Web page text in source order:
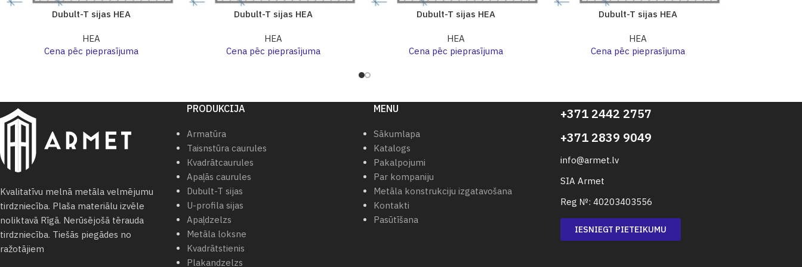
Dubult-T sijas HEA
HEA
Cena pēc pieprasījuma
Dubult-T sijas HEA
HEA
Cena pēc pieprasījuma
Dubult-T sijas HEA
HEA
Cena pēc pieprasījuma
Dubult-T sijas HEA
HEA
Cena pēc pieprasījuma
Kvalitatīvu melnā metāla velmējumu
tirdzniecība. Plaša materiālu izvēle
noliktavā Rīgā. Nerūsējošā tērauda
tirdzniecība. Tiešās piegādes no
ražotājiem
PRODUKCIJA
Armatūra
Taisnstūra caurules
Кvadrātcaurules
Apaļās caurules
Dubult-T sijas
U-profila sijas
Apaļdzelzs
Metāla loksne
Kvadrātstienis
Plakandzelzs
MENU
Sākumlapa
Katalogs
Pakalpojumi
Par kompaniju
Metāla konstrukciju izgatavošana
Kontakti
Pasūtīšana
+371 2442 2757
+371 2839 9049
info@armet.lv
SIA Armet
Reg №: 40203403556
IESNIEGT PIETEIKUMU